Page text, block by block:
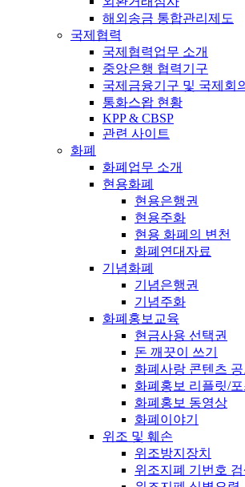
해외송금 통합관리제도
국제협력
국제협력업무 소개
중앙은행 협력기구
국제금융기구 및 국제회
통화스왑 현황
KPP & CBSP
관련 사이트
화폐
화폐업무 소개
현용화폐
현용은행권
현용주화
현용 화폐의 변천
화폐연대자료
기념화폐
기념은행권
기념주화
화폐홍보교육
현금사용 선택권
돈 깨끗이 쓰기
화폐사랑 콘텐츠 공
화폐홍보 리플릿/포
화폐홍보 동영상
화폐이야기
위조 및 훼손
위조방지장치
위조지폐 기번호 검